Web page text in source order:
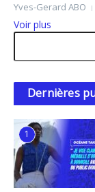
Yves-Gerard ABO
Voir plus
Dernières
1